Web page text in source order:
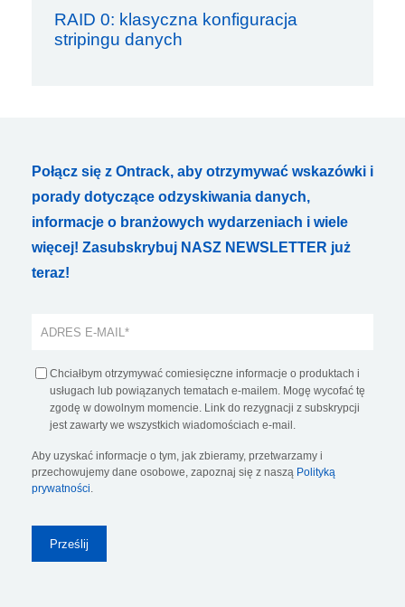
RAID 0: klasyczna konfiguracja
stripingu danych
Połącz się z Ontrack, aby otrzymywać wskazówki i
porady dotyczące odzyskiwania danych,
informacje o branżowych wydarzeniach i wiele
więcej! Zasubskrybuj NASZ NEWSLETTER już
teraz!
Chciałbym otrzymywać comiesięczne informacje o produktach i
usługach lub powiązanych tematach e-mailem. Mogę wycofać tę
zgodę w dowolnym momencie. Link do rezygnacji z subskrypcji
jest zawarty we wszystkich wiadomościach e-mail.
Aby uzyskać informacje o tym, jak zbieramy, przetwarzamy i
przechowujemy dane osobowe, zapoznaj się z naszą Polityką
prywatności.